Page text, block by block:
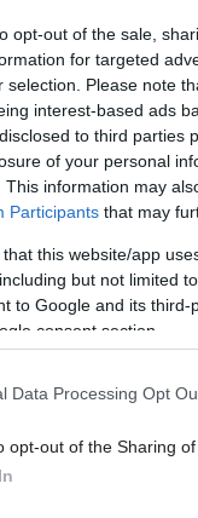
opt-out of the sale,
for targeted
selection. Please note
interest-based ads
to third parties
of your personal
This information may
Participants that may
that this website/app
but not limited
to Google and its
consent section.
Data Processing Opt
opt-out of the Sharing
v chladničke
priamo v
akékoľvek
patrí aj
na dlhšie
prostredie. Iste
proti
navyše
Odporúčaná cena